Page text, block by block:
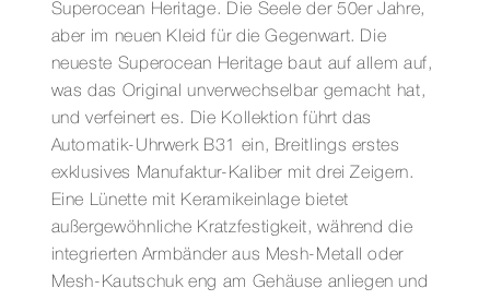
Superocean Heritage. Die Seele der 50er Jahre,
aber im neuen Kleid für die Gegenwart. Die
neueste Superocean Heritage baut auf allem auf,
was das Original unverwechselbar gemacht hat,
und verfeinert es. Die Kollektion führt das
Automatik-Uhrwerk B31 ein, Breitlings erstes
exklusives Manufaktur-Kaliber mit drei Zeigern.
Eine Lünette mit Keramikeinlage bietet
außergewöhnliche Kratzfestigkeit, während die
integrierten Armbänder aus Mesh-Metall oder
Mesh-Kautschuk eng am Gehäuse anliegen und